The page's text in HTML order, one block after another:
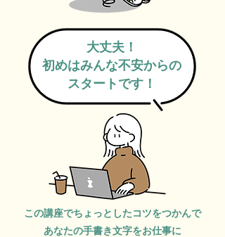
大丈夫！
​初めはみんな不安からの
スタートです！
この講座でちょっとしたコツをつかんで
​あなたの手書き文字をお仕事に